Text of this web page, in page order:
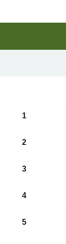
1
2
3
4
5